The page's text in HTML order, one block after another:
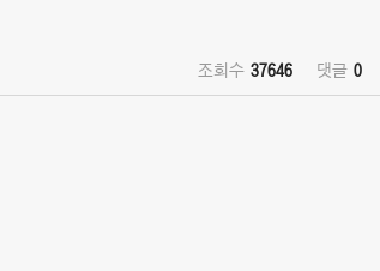
조회수 37646 댓글 0